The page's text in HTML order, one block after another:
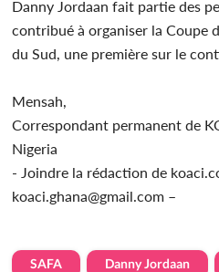
Danny Jordaan fait partie des
contribué à organiser la Coupe
du Sud, une première sur le
Mensah,
Correspondant permanent de
Nigeria
- Joindre la rédaction de
koaci.ghana@gmail.com –
SAFA Danny Jordaan